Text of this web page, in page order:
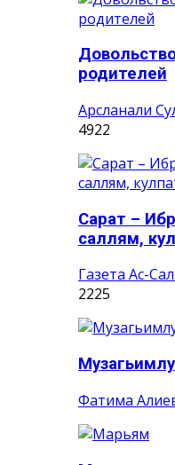
родителей
Арсланали
4922
Сарат –
саллям,
Газета Ас-
2225
Фатима